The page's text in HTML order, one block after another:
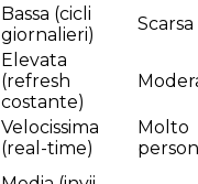
Bassa (cicli
giornalieri)
Scarsa
Elevata
(refresh
costante)
Velocissima
(real-time)
Molto